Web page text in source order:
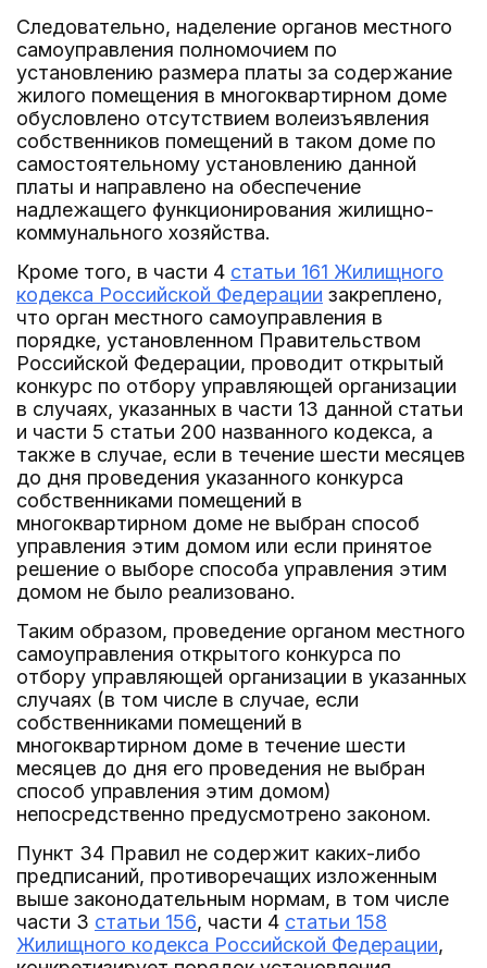
Следовательно, наделение органов местного
самоуправления полномочием по
установлению размера платы за содержание
жилого помещения в многоквартирном доме
обусловлено отсутствием волеизъявления
собственников помещений в таком доме по
самостоятельному установлению данной
платы и направлено на обеспечение
надлежащего функционирования жилищно-
коммунального хозяйства.
Кроме того, в части 4 статьи 161 Жилищного
кодекса Российской Федерации закреплено,
что орган местного самоуправления в
порядке, установленном Правительством
Российской Федерации, проводит открытый
конкурс по отбору управляющей организации
в случаях, указанных в части 13 данной статьи
и части 5 статьи 200 названного кодекса, а
также в случае, если в течение шести месяцев
до дня проведения указанного конкурса
собственниками помещений в
многоквартирном доме не выбран способ
управления этим домом или если принятое
решение о выборе способа управления этим
домом не было реализовано.
Таким образом, проведение органом местного
самоуправления открытого конкурса по
отбору управляющей организации в указанных
случаях (в том числе в случае, если
собственниками помещений в
многоквартирном доме в течение шести
месяцев до дня его проведения не выбран
способ управления этим домом)
непосредственно предусмотрено законом.
Пункт 34 Правил не содержит каких-либо
предписаний, противоречащих изложенным
выше законодательным нормам, в том числе
части 3 статьи 156, части 4 статьи 158
Жилищного кодекса Российской Федерации,